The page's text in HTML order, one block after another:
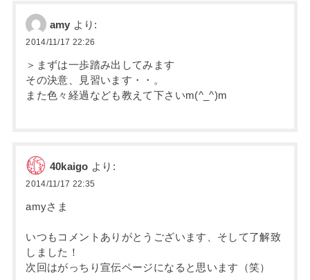
amy より:
2014/11/17 22:26
＞まずは一歩踏み出してみます
その決意、見習います・・。
また色々経過なども教えて下さいm(^_^)m
40kaigo より:
2014/11/17 22:35
amyさま
いつもコメントありがとうございます、そして了解致
しました！
次回はがっちり宣伝ページになると思います（笑）